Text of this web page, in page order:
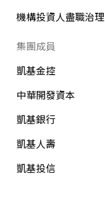
機構投資人盡職治理
集團成員
凱基金控
中華開發資本
凱基銀行
凱基人壽
凱基投信